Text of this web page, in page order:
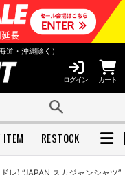
・沖縄除く）
ログイン カート
ITEM RESTOCK
レ) “JAPAN スカジャンシャツ”